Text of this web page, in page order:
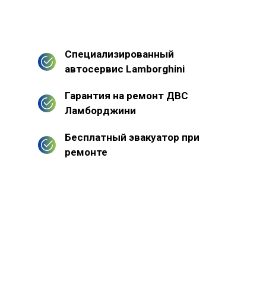
Специализированный
автосервис Lamborghini
Гарантия на ремонт ДВС
Ламборджини
Бесплатный эвакуатор при
ремонте